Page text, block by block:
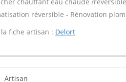
réversible - Rénovation
fiche artisan : Delort
Artisan